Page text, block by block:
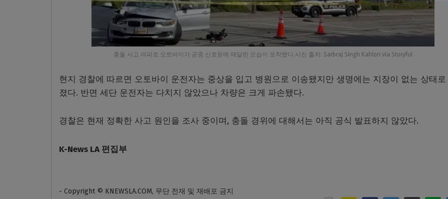
충돌 사고 여파로 오토바이가 공중 신호등에 매달린 모습이 포착됐다.사진 출처: Sarbraj Singh Kahlon via Storyful
현지 경찰에 따르면 오토바이 운전자는 중상을 입고 병원으로 이송됐지만 생명에는 지장이 없는 상태
졌다. 반면 세단 운전자는 다치지 않았으나 차량은 크게 파손됐다.
경찰은 현재 정확한 사고 원인을 조사 중이며, 충돌 경위에 대해서는 아직 공식 발표하지 않았다.
K-News LA 편집부
- Copyright © KNEWSLA.COM, 무단 전재 및 재배포 금지